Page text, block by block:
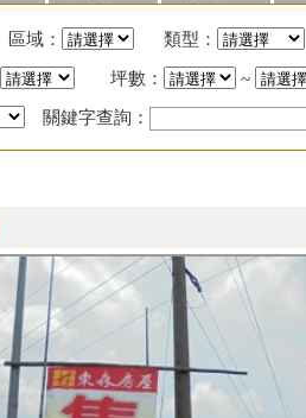
區域： 類型：
坪數： ~
關鍵字查詢：